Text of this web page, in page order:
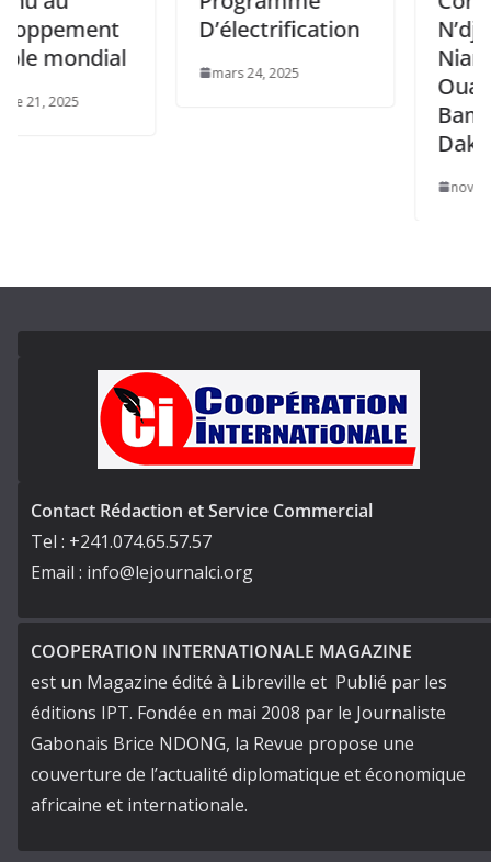
D’électrification
mars 24, 2025
N’djamena-
Niamey-
Bamako et
novembre 1,
Contact Rédaction et Service Commercial
Tel : +241.074.65.57.57
Email : info@lejournalci.org
COOPERATION INTERNATIONALE MAGAZINE
est un Magazine édité à Libreville et Publié par les
éditions IPT. Fondée en mai 2008 par le Journaliste
Gabonais Brice NDONG, la Revue propose une
couverture de l’actualité diplomatique et économique
africaine et internationale.